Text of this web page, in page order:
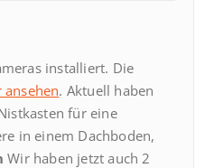
installiert. Die
. Aktuell haben
für eine
in einem Dachboden,
Wir haben jetzt auch 2